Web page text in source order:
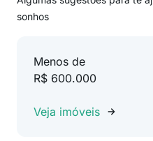
sonhos
Menos de
R$ 600.000
Veja imóveis